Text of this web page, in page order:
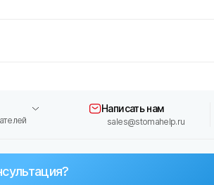
Написать нам
sales@stomahelp.ru